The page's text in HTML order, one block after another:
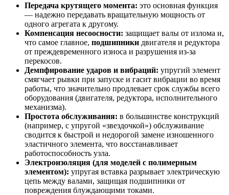
Передача крутящего момента: это основная функция
— надежно передавать вращательную мощность от
одного агрегата к другому.
Компенсация несоосности: защищает валы от излома и,
что самое главное, подшипники двигателя и редуктора
от преждевременного износа и разрушения из-за
перекосов.
Демпфирование ударов и вибраций: упругий элемент
смягчает рывки при запуске и гасит вибрации во время
работы, что значительно продлевает срок службы всего
оборудования (двигателя, редуктора, исполнительного
механизма).
Простота обслуживания: в большинстве конструкций
(например, с упругой «звездочкой») обслуживание
сводится к быстрой и недорогой замене изношенного
эластичного элемента, что восстанавливает
работоспособность узла.
Электроизоляция (для моделей с полимерным
элементом): упругая вставка разрывает электрическую
цепь между валами, защищая подшипники от
повреждения блуждающими токами.